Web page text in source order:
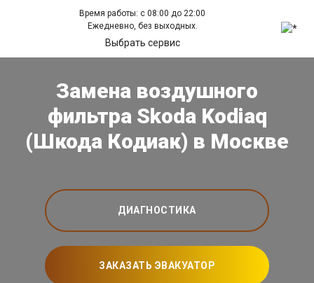
Время работы: с 08:00 до 22:00
Ежедневно, без выходных.
Выбрать сервис
Замена воздушного
фильтра Skoda Kodiaq
(Шкода Кодиак) в Москве
ДИАГНОСТИКА
ЗАКАЗАТЬ ЭВАКУАТОР